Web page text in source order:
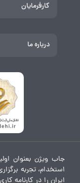
کارفرمایان
درباره ما
جاب ویژن بعنوان
استخدام، تجربه
ایران را در کارنامه